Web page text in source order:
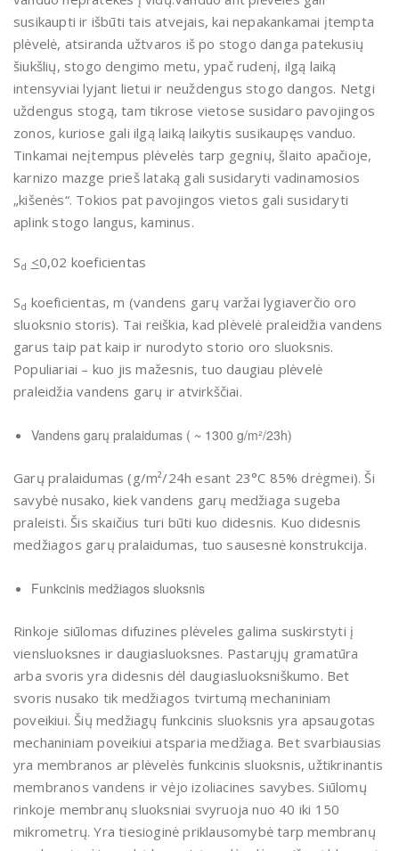
susikaupti ir išbūti tais atvejais, kai nepakankamai įtempta
plėvelė, atsiranda užtvaros iš po stogo danga patekusių
šiukšlių, stogo dengimo metu, ypač rudenį, ilgą laiką
intensyviai lyjant lietui ir neuždengus stogo dangos. Netgi
uždengus stogą, tam tikrose vietose susidaro pavojingos
zonos, kuriose gali ilgą laiką laikytis susikaupęs vanduo.
Tinkamai neįtempus plėvelės tarp gegnių, šlaito apačioje,
karnizo mazge prieš lataką gali susidaryti vadinamosios
„kišenės“. Tokios pat pavojingos vietos gali susidaryti
aplink stogo langus, kaminus.
Sd <0,02 koeficientas
Sd koeficientas, m (vandens garų varžai lygiaverčio oro
sluoksnio storis). Tai reiškia, kad plėvelė praleidžia vandens
garus taip pat kaip ir nurodyto storio oro sluoksnis.
Populiariai – kuo jis mažesnis, tuo daugiau plėvelė
praleidžia vandens garų ir atvirkščiai.
Vandens garų pralaidumas ( ~ 1300 g/m²/23h)
Garų pralaidumas (g/m²/24h esant 23°C 85% drėgmei). Ši
savybė nusako, kiek vandens garų medžiaga sugeba
praleisti. Šis skaičius turi būti kuo didesnis. Kuo didesnis
medžiagos garų pralaidumas, tuo sausesnė konstrukcija.
Funkcinis medžiagos sluoksnis
Rinkoje siūlomas difuzines plėveles galima suskirstyti į
viensluoksnes ir daugiasluoksnes. Pastarųjų gramatūra
arba svoris yra didesnis dėl daugiasluoksniškumo. Bet
svoris nusako tik medžiagos tvirtumą mechaniniam
poveikiui. Šių medžiagų funkcinis sluoksnis yra apsaugotas
mechaniniam poveikiui atsparia medžiaga. Bet svarbiausias
yra membranos ar plėvelės funkcinis sluoksnis, užtikrinantis
membranos vandens ir vėjo izoliacines savybes. Siūlomų
rinkoje membranų sluoksniai svyruoja nuo 40 iki 150
mikrometrų. Yra tiesioginė priklausomybė tarp membranų